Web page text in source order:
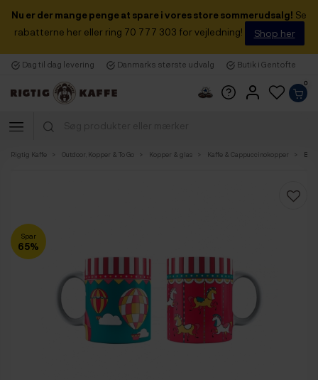
Nu er der mange penge at spare i vores store sommerudsalg! Se
rabatterne her eller ring 70 777 303 for vejledning!
Shop her
Dag til dag levering Danmarks største udvalg Butik i Gentofte
0
Rigtig Kaffe Outdoor, Kopper & To Go Kopper & glas Kaffe & Cappuccinokopper
Spar
65%